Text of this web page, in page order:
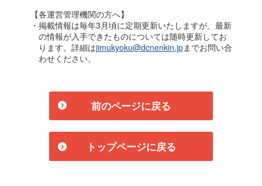
【各運営管理機関の方へ】
・掲載情報は毎年3月頃に定期更新いたしますが、最新
の情報が入手できたものについては随時更新してお
ります。詳細はjimukyoku@dcnenkin.jpまでお問い合
わせください。
前のページに戻る
トップページに戻る